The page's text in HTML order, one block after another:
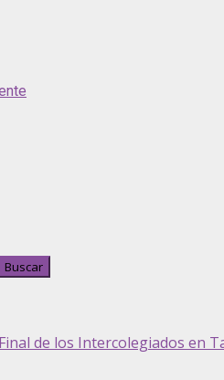
de los Intercolegiados en